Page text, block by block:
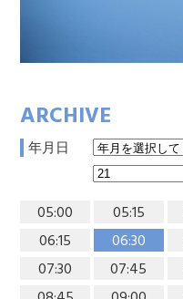
ARCHIVE
年月日
05:00 05:15
06:15
06:30
07:30
07:45